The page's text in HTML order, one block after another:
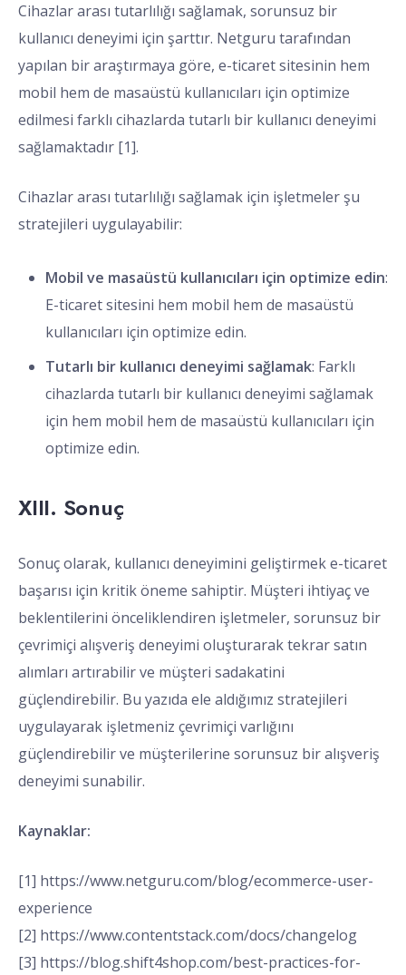
Cihazlar arası tutarlılığı sağlamak, sorunsuz bir
kullanıcı deneyimi için şarttır. Netguru tarafından
yapılan bir araştırmaya göre, e-ticaret sitesinin hem
mobil hem de masaüstü kullanıcıları için optimize
edilmesi farklı cihazlarda tutarlı bir kullanıcı deneyimi
sağlamaktadır [1].
Cihazlar arası tutarlılığı sağlamak için işletmeler şu
stratejileri uygulayabilir:
Mobil ve masaüstü kullanıcıları için optimize edin:
E-ticaret sitesini hem mobil hem de masaüstü
kullanıcıları için optimize edin.
Tutarlı bir kullanıcı deneyimi sağlamak: Farklı
cihazlarda tutarlı bir kullanıcı deneyimi sağlamak
için hem mobil hem de masaüstü kullanıcıları için
optimize edin.
XIII. Sonuç
Sonuç olarak, kullanıcı deneyimini geliştirmek e-ticaret
başarısı için kritik öneme sahiptir. Müşteri ihtiyaç ve
beklentilerini önceliklendiren işletmeler, sorunsuz bir
çevrimiçi alışveriş deneyimi oluşturarak tekrar satın
alımları artırabilir ve müşteri sadakatini
güçlendirebilir. Bu yazıda ele aldığımız stratejileri
uygulayarak işletmeniz çevrimiçi varlığını
güçlendirebilir ve müşterilerine sorunsuz bir alışveriş
deneyimi sunabilir.
Kaynaklar:
[1] https://www.netguru.com/blog/ecommerce-user-
experience
[2] https://www.contentstack.com/docs/changelog
[3] https://blog.shift4shop.com/best-practices-for-